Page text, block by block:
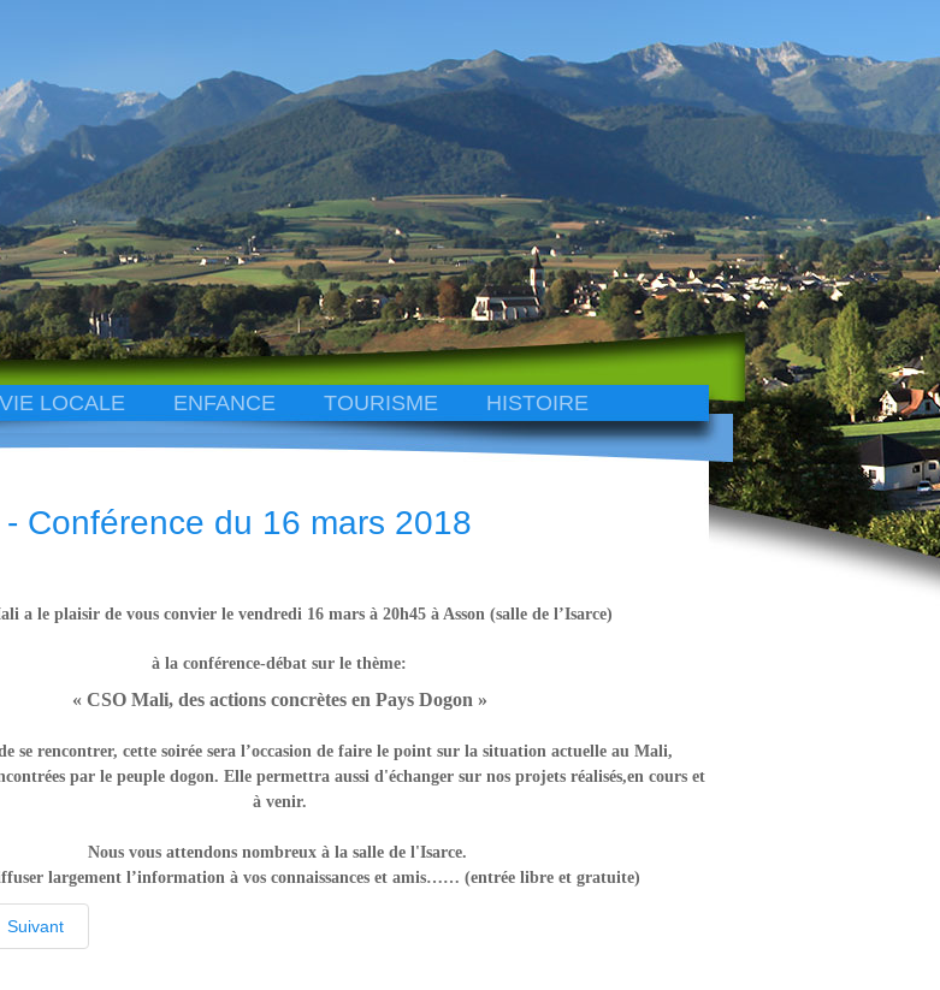
VIE LOCALE ENFANCE TOURISME HISTOIRE
Conférence du 16 mars 2018
a le plaisir de vous convier le vendredi 16 mars à 20h45 à Asson (salle de l’Isarce)
à la conférence-débat sur le thème:
« CSO Mali, des actions concrètes en Pays Dogon »
se rencontrer, cette soirée sera l’occasion de faire le point sur la situation actuelle au Mali,
par le peuple dogon. Elle permettra aussi d'échanger sur nos projets réalisés,en cours et
à venir.
Nous vous attendons nombreux à la salle de l'Isarce.
largement l’information à vos connaissances et amis…… (entrée libre et gratuite)
Suivant